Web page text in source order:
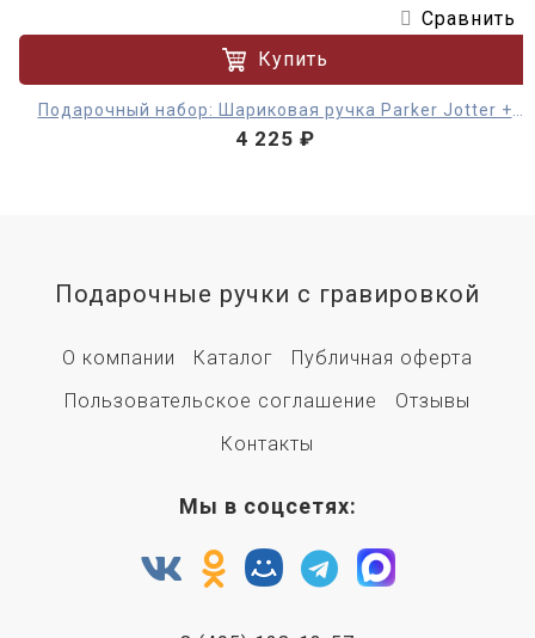
Сравнить
Купить
Подарочный набор: Шариковая ручка Parker Jotter +
ежедневник, черный
4 225 ₽
Подарочные ручки с гравировкой
О компании Каталог
Публичная оферта
Пользовательское соглашение
Отзывы
Контакты
Мы в соцсетях: